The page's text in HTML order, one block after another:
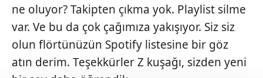
ne oluyor? Takipten çıkma yok. Playlist silme
var. Ve bu da çok çağımıza yakışıyor. Siz siz
olun flörtünüzün Spotify listesine bir göz
atın derim. Teşekkürler Z kuşağı, sizden yeni